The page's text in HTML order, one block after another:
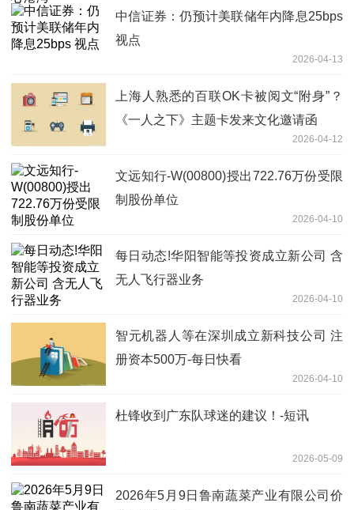
中信证券：仍预计美联储年内降息25bps
视点
2026-04-13
上海人熟悉的百联OK卡被阅文“附身”？
《一人之下》主题卡发来文化邀请函
2026-04-12
文远知行-W(00800)授出722.76万份受限
制股份单位
2026-04-10
每日动态!华阳智能等投资成立新公司 含
无人飞行器业务
2026-04-10
智元机器人等在深圳成立新科技公司 注
册资本500万-每日快看
2026-04-10
杜锋收到广东队球迷的建议！-短讯
2026-05-09
2026年5月9日鲁南蔬菜产业有限公司价